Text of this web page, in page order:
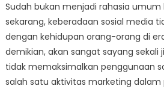
Sudah bukan menjadi rahasia
sekarang, keberadaan sosial media
dengan kehidupan orang-orang di
demikian, akan sangat sayang sekali
tidak memaksimalkan penggunaan
salah satu aktivitas marketing dalam